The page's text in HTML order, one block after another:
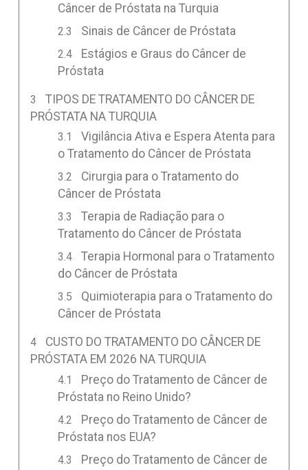
Câncer de Próstata na Turquia
Sinais de Câncer de Próstata
Estágios e Graus do Câncer de
Próstata
TIPOS DE TRATAMENTO DO CÂNCER DE
PRÓSTATA NA TURQUIA
Vigilância Ativa e Espera Atenta para
o Tratamento do Câncer de Próstata
Cirurgia para o Tratamento do
Câncer de Próstata
Terapia de Radiação para o
Tratamento do Câncer de Próstata
Terapia Hormonal para o Tratamento
do Câncer de Próstata
Quimioterapia para o Tratamento do
Câncer de Próstata
CUSTO DO TRATAMENTO DO CÂNCER DE
PRÓSTATA EM 2026 NA TURQUIA
Preço do Tratamento de Câncer de
Próstata no Reino Unido?
Preço do Tratamento de Câncer de
Próstata nos EUA?
Preço do Tratamento de Câncer de